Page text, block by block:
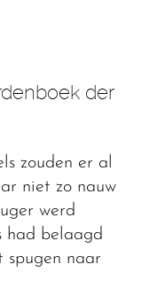
der
zouden er al
niet zo nauw
werd
had belaagd
spugen naar